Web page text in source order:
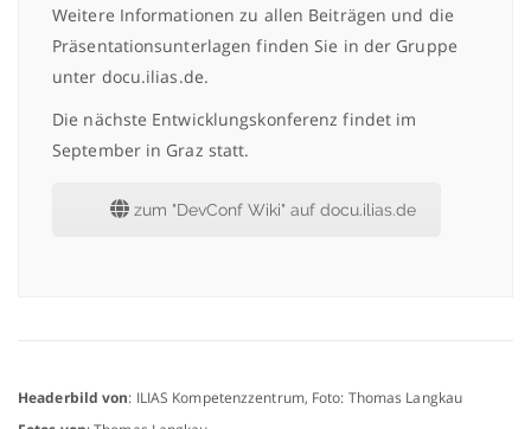
Weitere Informationen zu allen Beiträgen und die
Präsentationsunterlagen finden Sie in der Gruppe
unter docu.ilias.de.
Die nächste Entwicklungskonferenz findet im
September in Graz statt.
zum "DevConf Wiki" auf docu.ilias.de
Headerbild von: ILIAS Kompetenzzentrum, Foto: Thomas Langkau